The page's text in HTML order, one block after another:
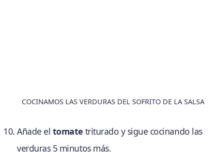
COCINAMOS LAS VERDURAS DEL SOFRITO DE LA SALSA
Añade el tomate triturado y sigue cocinando las
verduras 5 minutos más.